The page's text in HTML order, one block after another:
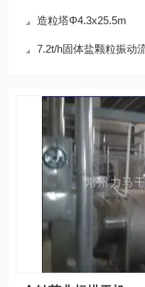
造粒塔Φ4.3x25.5m
7.2t/h固体盐颗粒振动